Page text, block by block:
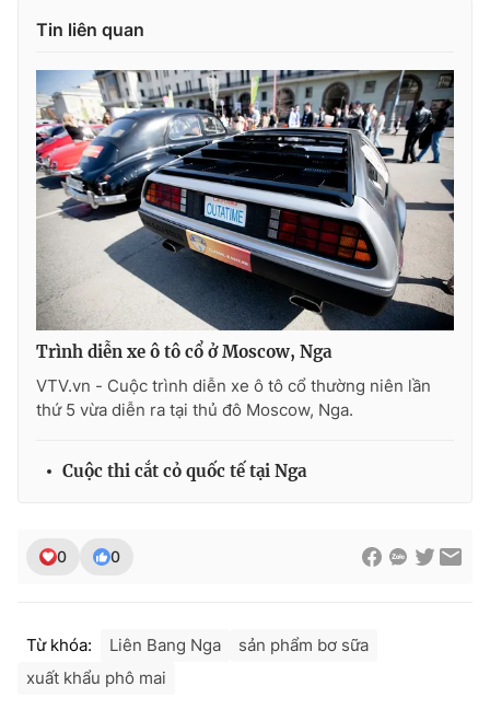
Email: toasoan@vtv.vn
Liên hệ quảng cáo:024-7300.7108
® Cấm sao chép dưới mọi hình thức nếu không có sự chấp
thuận bằng văn bản. Ghi rõ nguồn VTV.vn khi phát hành lại
thông tin từ website này.
Tin liên quan
Trình diễn xe ô tô cổ ở Moscow, Nga
VTV.vn - Cuộc trình diễn xe ô tô cổ thường niên lần
thứ 5 vừa diễn ra tại thủ đô Moscow, Nga.
Cuộc thi cắt cỏ quốc tế tại Nga
0 0
Từ khóa: Liên Bang Nga
sản phẩm bơ sữa
xuất khẩu phô mai